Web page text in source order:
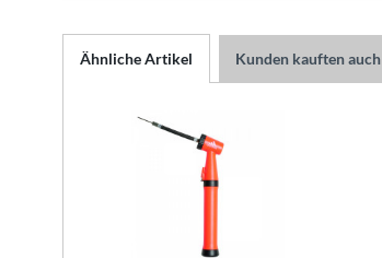
Ähnliche Artikel Kunden kauften auch